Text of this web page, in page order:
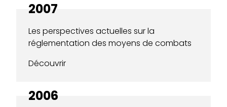
2007
Les perspectives actuelles sur la
réglementation des moyens de combats
Découvrir
2006